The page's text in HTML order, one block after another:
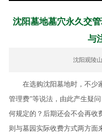
沈阳墓地墓穴永久交
与
沈阳观陵
在选购沈阳墓地时，不少
管理费”等说法，由此产生疑
何规定的？后期还会不会再收
则与墓园实际收费方式两方面